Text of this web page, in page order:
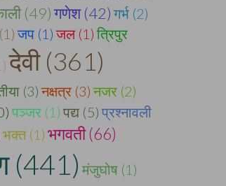
(49)गणेश (42) गर्भ (2)
जप (1) जल (1) त्रिपुर
देवी (361)
(3) नक्षत्र (3) नजर (2)
पञ्जर (1) पद्य (5) प्रश्नावली
भक्त (1) भगवती (66)
(441) मंजुघोष (1)